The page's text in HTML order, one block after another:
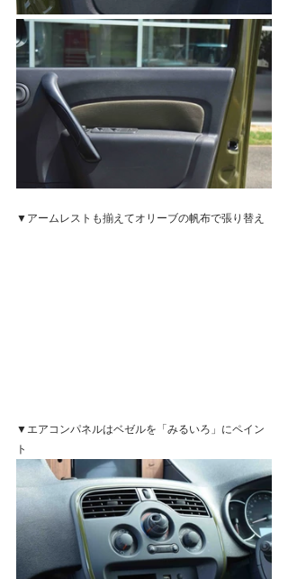
▼アームレストも揃えてオリーブの帆布で張り替え
▼エアコンパネルはベゼルを「みるいろ」にペイン
ト